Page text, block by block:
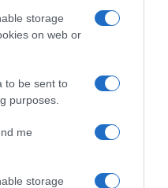
storage
on web or
to be sent to
purposes.
me
storage